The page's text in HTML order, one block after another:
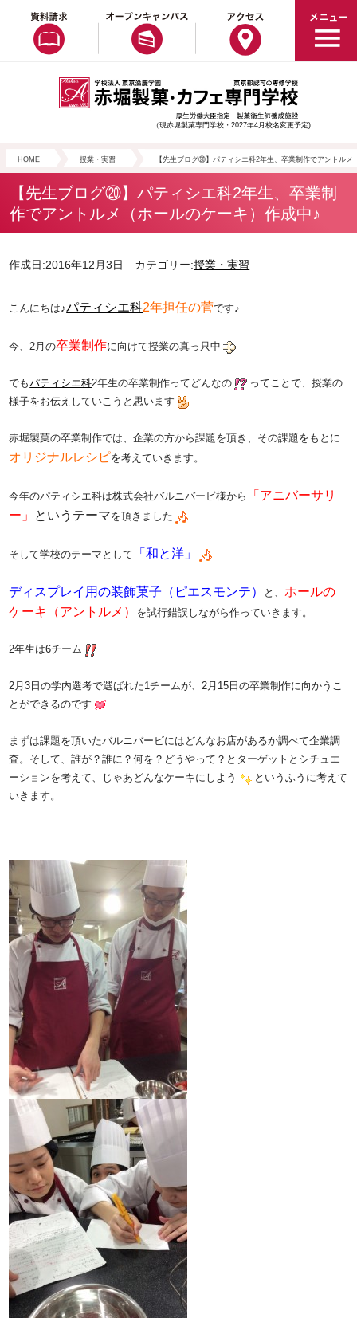
（現赤堀製菓専門学校・2027年4月校名変更予定)
HOME 授業・実習 【先生ブログ⑳】パティシエ科2年生、卒業制作でアントルメ
【先生ブログ⑳】パティシエ科2年生、卒業制
作でアントルメ（ホールのケーキ）作成中♪
作成日:2016年12月3日 カテゴリー:授業・実習
こんにちは♪パティシエ科2年担任の菅です♪
今、2月の卒業制作に向けて授業の真っ只中
でもパティシエ科2年生の卒業制作ってどんなの
ってことで、授業の
様子をお伝えしていこうと思います
赤堀製菓の卒業制作では、企業の方から課題を頂き、その課題をもとに
オリジナルレシピを考えていきます。
今年のパティシエ科は株式会社バルニバービ様から
「アニバーサリ
ー」
というテーマを頂きました
そして学校のテーマとして 「和と洋」
ディスプレイ用の装飾菓子（ピエスモンテ） と、ホールの
ケーキ（アントルメ）
を試行錯誤しながら作っていきます。
2年生は6チーム
2月3日の学内選考で選ばれた1チームが、2月15日の卒業制作に向かうこ
とができるのです
まずは課題を頂いたバルニバービにはどんなお店があるか調べて企業調
査。そして、誰が？誰に？何を？どうやって？とターゲットとシチュエ
ーションを考えて、じゃあどんなケーキにしよう
というふうに考えて
いきます。